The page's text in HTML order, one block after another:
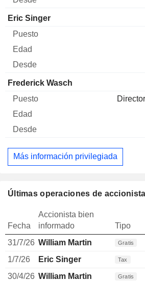
Eric Singer
Frederick Wasch
Más información privilegiada
Últimas operaciones de
Fecha
Accionista bien
informado
Tipo
31/7/26 William Martin Gratis
1/7/26
Eric Singer Tax
30/4/26 William Martin Gratis